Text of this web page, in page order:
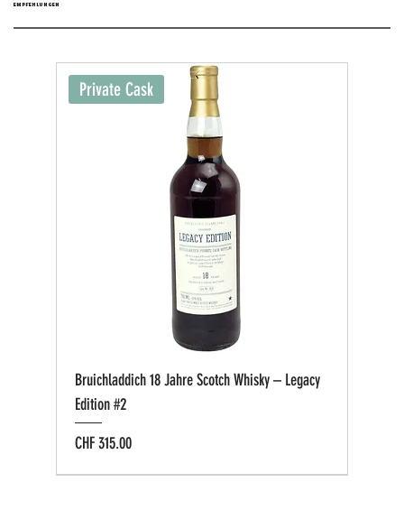
EMPFEHLUNGEN
Private Cask
Bruichladdich 18 Jahre Scotch Whisky – Legacy
Edition #2
Preis
CHF 315.00